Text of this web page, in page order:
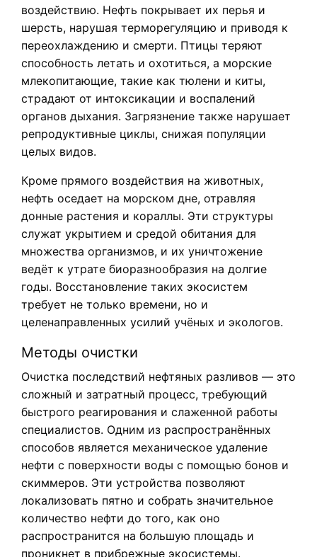
воздействию. Нефть покрывает их перья и
шерсть, нарушая терморегуляцию и приводя к
переохлаждению и смерти. Птицы теряют
способность летать и охотиться, а морские
млекопитающие, такие как тюлени и киты,
страдают от интоксикации и воспалений
органов дыхания. Загрязнение также нарушает
репродуктивные циклы, снижая популяции
целых видов.
Кроме прямого воздействия на животных,
нефть оседает на морском дне, отравляя
донные растения и кораллы. Эти структуры
служат укрытием и средой обитания для
множества организмов, и их уничтожение
ведёт к утрате биоразнообразия на долгие
годы. Восстановление таких экосистем
требует не только времени, но и
целенаправленных усилий учёных и экологов.
Методы очистки
Очистка последствий нефтяных разливов — это
сложный и затратный процесс, требующий
быстрого реагирования и слаженной работы
специалистов. Одним из распространённых
способов является механическое удаление
нефти с поверхности воды с помощью бонов и
скиммеров. Эти устройства позволяют
локализовать пятно и собрать значительное
количество нефти до того, как оно
распространится на большую площадь и
проникнет в прибрежные экосистемы.